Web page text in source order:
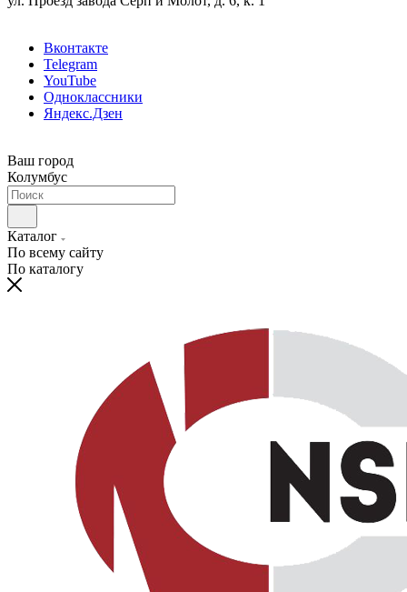
Вконтакте
Telegram
YouTube
Одноклассники
Яндекс.Дзен
Ваш город
Колумбус
Каталог
По всему сайту
По каталогу